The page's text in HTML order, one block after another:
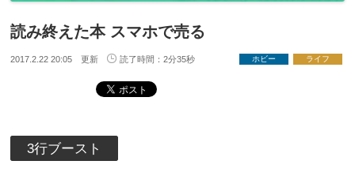
読み終えた本 スマホで売る
2017.2.22 20:05 更新 読了時間：2分35秒 ホビー ライフ
3行ブースト